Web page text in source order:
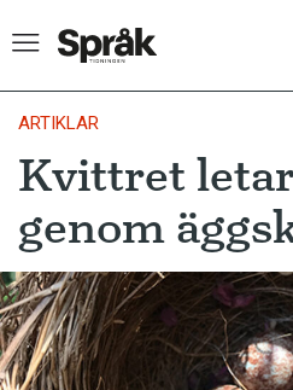
Hem
Artiklar
Krönikor
Språkfrågor
Skrivtips
ARTIKLAR
Kvittret
genom